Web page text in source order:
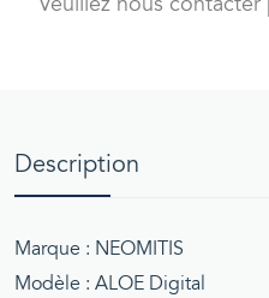
Description
Marque : NEOMITIS
Modèle : ALOE Digital